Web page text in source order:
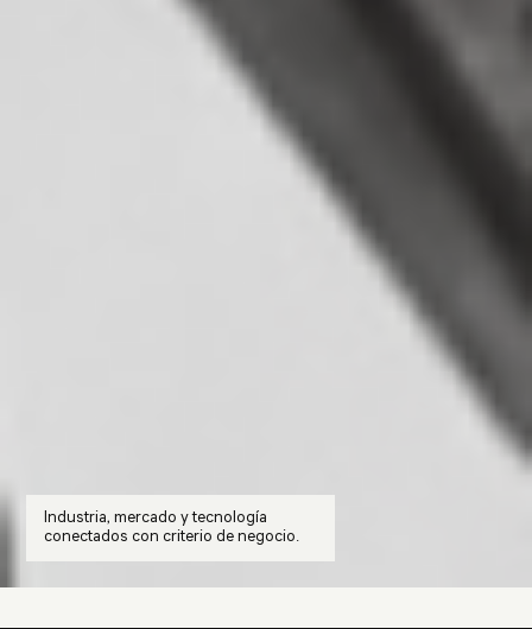
Industria, mercado y tecnología
conectados con criterio de negocio.